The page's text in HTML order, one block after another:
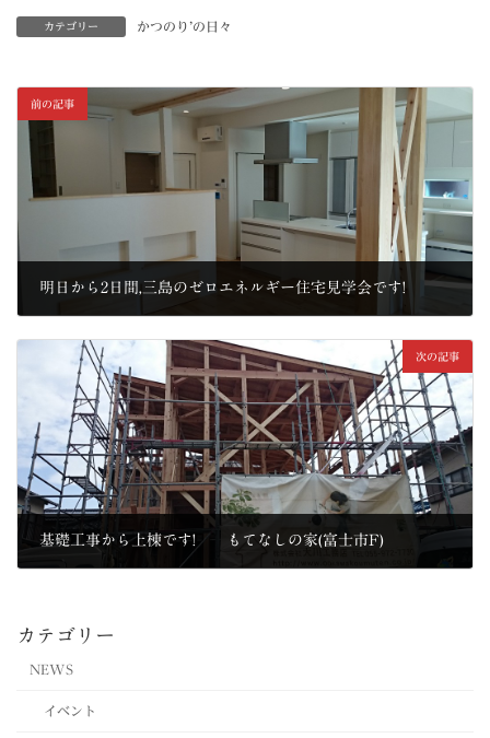
カテゴリー かつのり’の日々
前の記事
明日から2日間,三島のゼロエネルギー住宅見学会です!
次の記事
基礎工事から上棟です! もてなしの家(富士市F)
カテゴリー
NEWS
イベント